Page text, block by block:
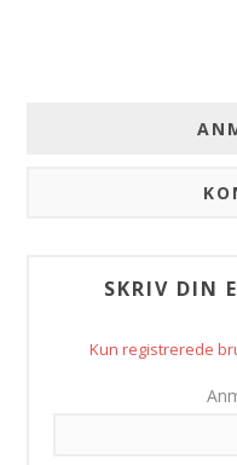
SKRIV DIN
Kun registrerede